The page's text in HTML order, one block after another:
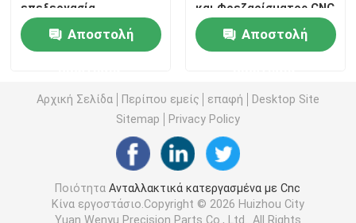
επεξεργασία
Αποστολή
και Φρεζαρίσματος CNC
σε Μορφή DWG
Αποστολή
Αρχική Σελίδα Περίπου εμείς επαφή
Desktop Site
Sitemap
Privacy Policy
ΠοιότηταΑνταλλακτικά κατεργασμένα με Cnc
Κίνα εργοστάσιο.Copyright © 2026 Huizhou City
Yuan Wenyu Precision Parts Co., Ltd.. All Rights